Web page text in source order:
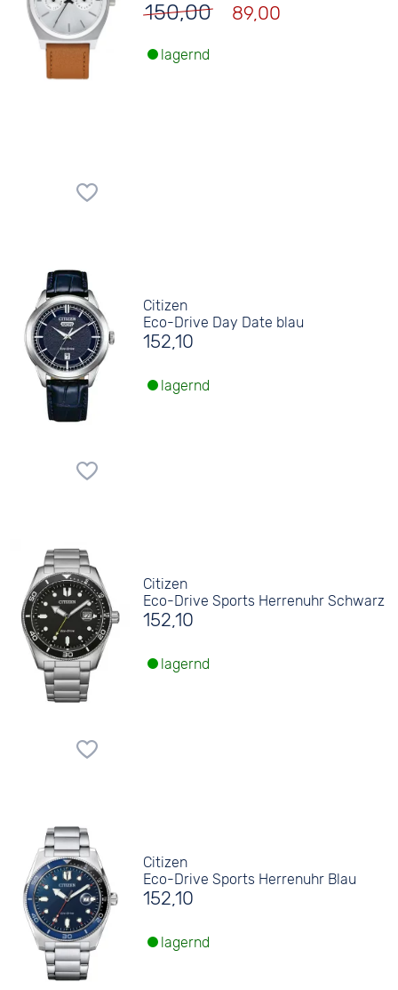
150,00 89,00
lagernd
Citizen
Eco-Drive Day Date blau
152,10
lagernd
Citizen
Eco-Drive Sports Herrenuhr Schwarz
152,10
lagernd
Citizen
Eco-Drive Sports Herrenuhr Blau
152,10
lagernd